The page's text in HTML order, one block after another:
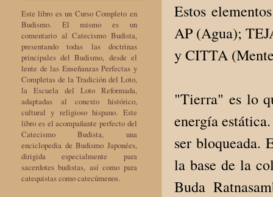
Estos
AP (Agua);
y CITTA
"Tierra" es lo
energía
ser bloqueada.
la base de la
Buda
Este libro es un Curso Completo en
Budismo. El mismo es un
comentario al Catecismo Budista,
presentando todas las doctrinas
principales del Budismo, desde el
lente de las Enseñanzas Perfectas y
Completas de la Tradición del Loto,
la Escuela del Loto Reformada,
adaptadas al conexto histórico,
cultural y religioso hispano. Este
libro es el acompañante perfecto del
Catecismo Budista, una
enciclopedia de Budismo Japonées,
dirigida especialmente para
sacerdotes budistas, así como para
catequistas como catecúmenos.